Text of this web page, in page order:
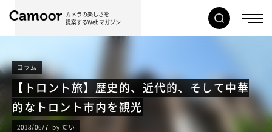
カメラの楽しさを
提案するWebマガジン
コラム
【トロント旅】歴史的、近代的、そして中華
的なトロント市内を観光
2018/06/7 by だい